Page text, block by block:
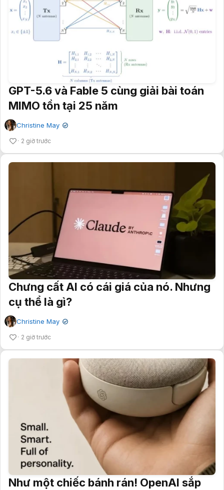
GPT-5.6 và Fable 5 cùng giải bài toán
MIMO tồn tại 25 năm
Christine May ✔
2 giờ trước
Chưng cất AI có cái giá của nó. Nhưng
cụ thể là gì?
Christine May ✔
2 giờ trước
Như một chiếc bánh rán! OpenAI sắp